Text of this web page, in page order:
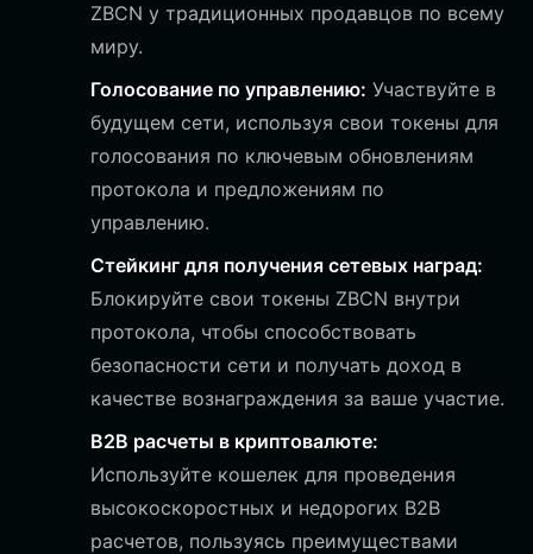
ZBCN у традиционных продавцов по всему
миру.
Голосование по управлению: Участвуйте в
будущем сети, используя свои токены для
голосования по ключевым обновлениям
протокола и предложениям по
управлению.
Стейкинг для получения сетевых наград:
Блокируйте свои токены ZBCN внутри
протокола, чтобы способствовать
безопасности сети и получать доход в
качестве вознаграждения за ваше участие.
B2B расчеты в криптовалюте:
Используйте кошелек для проведения
высокоскоростных и недорогих B2B
расчетов, пользуясь преимуществами